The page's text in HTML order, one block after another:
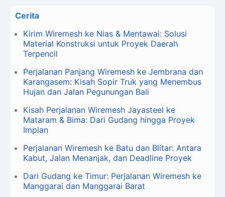
Cerita
Kirim Wiremesh ke Nias & Mentawai: Solusi
Material Konstruksi untuk Proyek Daerah
Terpencil
Perjalanan Panjang Wiremesh ke Jembrana dan
Karangasem: Kisah Sopir Truk yang Menembus
Hujan dan Jalan Pegunungan Bali
Kisah Perjalanan Wiremesh Jayasteel ke
Mataram & Bima: Dari Gudang hingga Proyek
Impian
Perjalanan Wiremesh ke Batu dan Blitar: Antara
Kabut, Jalan Menanjak, dan Deadline Proyek
Dari Gudang ke Timur: Perjalanan Wiremesh ke
Manggarai dan Manggarai Barat